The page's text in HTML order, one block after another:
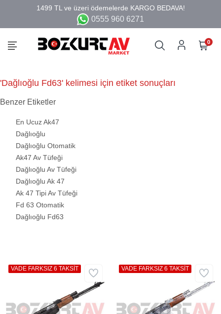
0555 960 6271
0
'Dağlıoğlu Fd63' kelimesi için etiket sonuçları
Benzer Etiketler
En Ucuz Ak47
Dağlıoğlu
Dağlıoğlu Otomatik
Ak47 Av Tüfeği
Dağlıoğlu Av Tüfeği
Dağlıoğlu Ak 47
Ak 47 Tipi Av Tüfeği
Fd 63 Otomatik
Dağlıoğlu Fd63
VADE FARKSIZ 6 TAKSİT VADE FARKSIZ 6 TAKSİT